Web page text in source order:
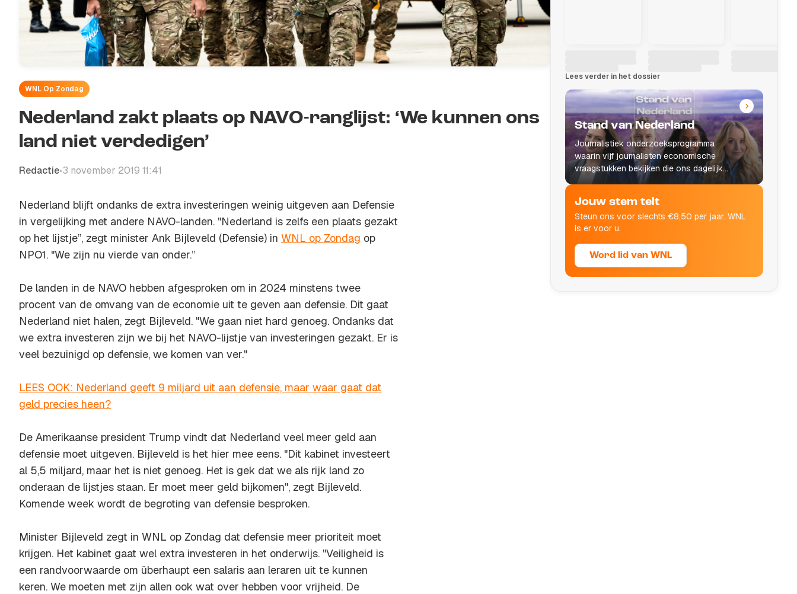
WNL Op Zondag
Nederland zakt plaats op NAVO-ranglijst: ‘We kunnen ons
land niet verdedigen’
Redactie•3 november 2019 11:41
Nederland blijft ondanks de extra investeringen weinig uitgeven aan Defensie
in vergelijking met andere NAVO-landen. "Nederland is zelfs een plaats gezakt
op het lijstje”, zegt minister Ank Bijleveld (Defensie) in WNL op Zondag op
NPO1. "We zijn nu vierde van onder.”
De landen in de NAVO hebben afgesproken om in 2024 minstens twee
procent van de omvang van de economie uit te geven aan defensie. Dit gaat
Nederland niet halen, zegt Bijleveld. "We gaan niet hard genoeg. Ondanks dat
we extra investeren zijn we bij het NAVO-lijstje van investeringen gezakt. Er is
veel bezuinigd op defensie, we komen van ver."
LEES OOK: Nederland geeft 9 miljard uit aan defensie, maar waar gaat dat
geld precies heen?
De Amerikaanse president Trump vindt dat Nederland veel meer geld aan
defensie moet uitgeven. Bijleveld is het hier mee eens. "Dit kabinet investeert
al 5,5 miljard, maar het is niet genoeg. Het is gek dat we als rijk land zo
onderaan de lijstjes staan. Er moet meer geld bijkomen", zegt Bijleveld.
Komende week wordt de begroting van defensie besproken.
Minister Bijleveld zegt in WNL op Zondag dat defensie meer prioriteit moet
krijgen. Het kabinet gaat wel extra investeren in het onderwijs. "Veiligheid is
een randvoorwaarde om überhaupt een salaris aan leraren uit te kunnen
keren. We moeten met zijn allen ook wat over hebben voor vrijheid. De
Lees verder in het dossier
Stand van Nederland
Journalistiek onderzoeksprogramma
waarin vijf journalisten economische
vraagstukken bekijken die ons dagelijks
leven raken.
Jouw stem telt
Steun ons voor slechts €8,50 per jaar. WNL
is er voor u.
Word lid van WNL